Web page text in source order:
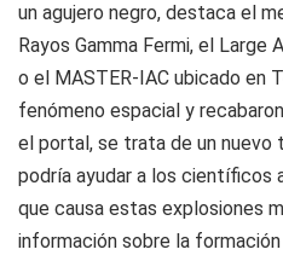
un agujero negro, destaca el
Rayos Gamma Fermi, el Large
o el MASTER-IAC ubicado en
fenómeno espacial y
el portal, se trata de un nuevo
podría ayudar a los científicos
que causa estas explosiones
información sobre la